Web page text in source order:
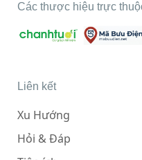
Các thược hiệu trực
Liên kết
Xu Hướng
Hỏi & Đáp